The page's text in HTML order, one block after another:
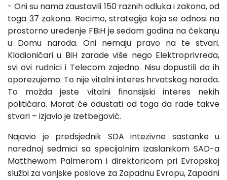
- Oni su nama zaustavili 150 raznih odluka i zakona, od
toga 37 zakona. Recimo, strategija koja se odnosi na
prostorno uređenje FBiH je sedam godina na čekanju
u Domu naroda. Oni nemaju pravo na te stvari.
Kladioničari u BiH zarade više nego Elektroprivreda,
svi ovi rudnici i Telecom zajedno. Nisu dopustili da ih
oporezujemo. To nije vitalni interes hrvatskog naroda.
To možda jeste vitalni finansijski interes nekih
političara. Morat će odustati od toga da rade takve
stvari – izjavio je Izetbegović.
Najavio je predsjednik SDA intezivne sastanke u
narednoj sedmici sa specijalnim izaslanikom SAD-a
Matthewom Palmerom i direktoricom pri Evropskoj
službi za vanjske poslove za Zapadnu Evropu, Zapadni